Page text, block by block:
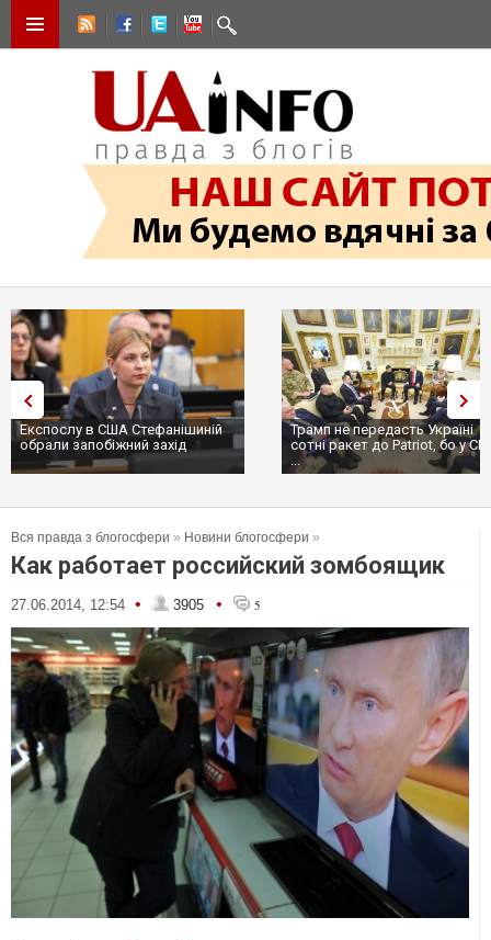
Експослу в США Стефанішиній
обрали запобіжний захід
Трамп не передасть Україні
сотні ракет до Patriot, бо у
...
Вся правда з блогосфери » Новини блогосфери »
Как работает российский зомбоящик
27.06.2014, 12:54 • 3905 • 5